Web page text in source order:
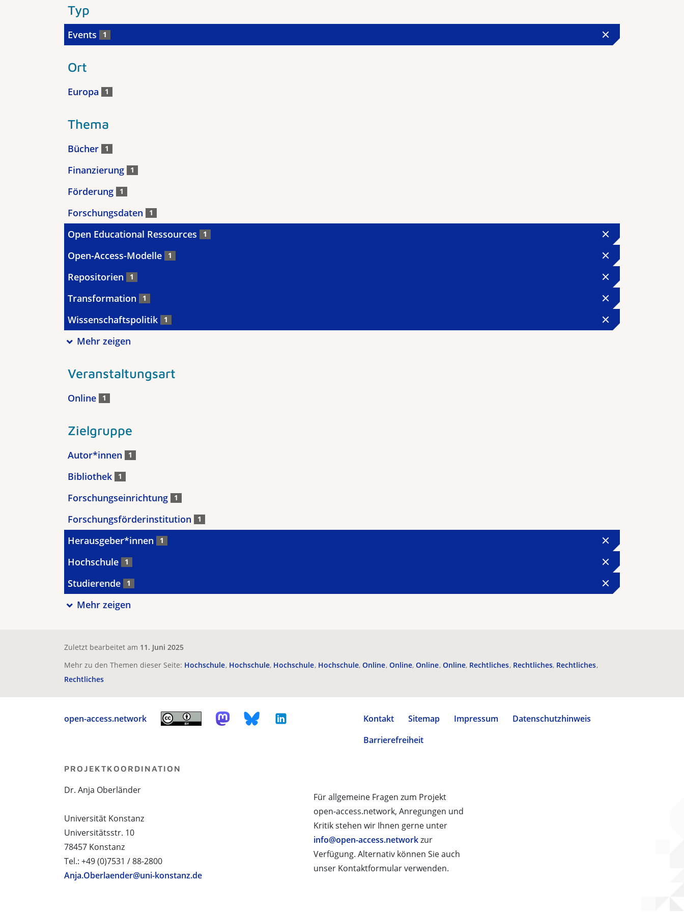
Typ
Events 1
Ort
Europa 1
Thema
Bücher 1
Finanzierung 1
Förderung 1
Forschungsdaten 1
Open Educational Ressources 1
Open-Access-Modelle 1
Repositorien 1
Transformation 1
Wissenschaftspolitik 1
Mehr zeigen
Veranstaltungsart
Online 1
Zielgruppe
Autor*innen 1
Bibliothek 1
Forschungseinrichtung 1
Forschungsförderinstitution 1
Herausgeber*innen 1
Hochschule 1
Studierende 1
Mehr zeigen
Zuletzt bearbeitet am 11. Juni 2025
Mehr zu den Themen dieser Seite: Hochschule Hochschule Hochschule Hochschule Online Online Online Online Rechtliches Rechtliches Rechtliches
Rechtliches
open-access.network Kontakt Sitemap Impressum
Datenschutzhinweis
Barrierefreiheit
Für allgemeine Fragen zum Projekt
open-access.network, Anregungen und
Kritik stehen wir Ihnen gerne unter
info@open-access.networkzur
Verfügung. Alternativ können Sie auch
unser Kontaktformular verwenden.
PROJEKTKOORDINATION
Dr. Anja Oberländer
Universität Konstanz
Universitätsstr. 10
78457 Konstanz
Tel.: +49 (0)7531 / 88-2800
Anja.Oberlaender@uni-konstanz.de